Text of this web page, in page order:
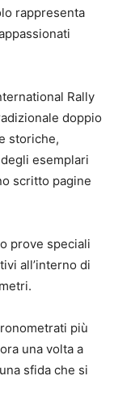
rappresenta
Rally
doppio
storiche,
esemplari
scritto pagine
prove speciali
all’interno di
più
una volta a
sfida che si